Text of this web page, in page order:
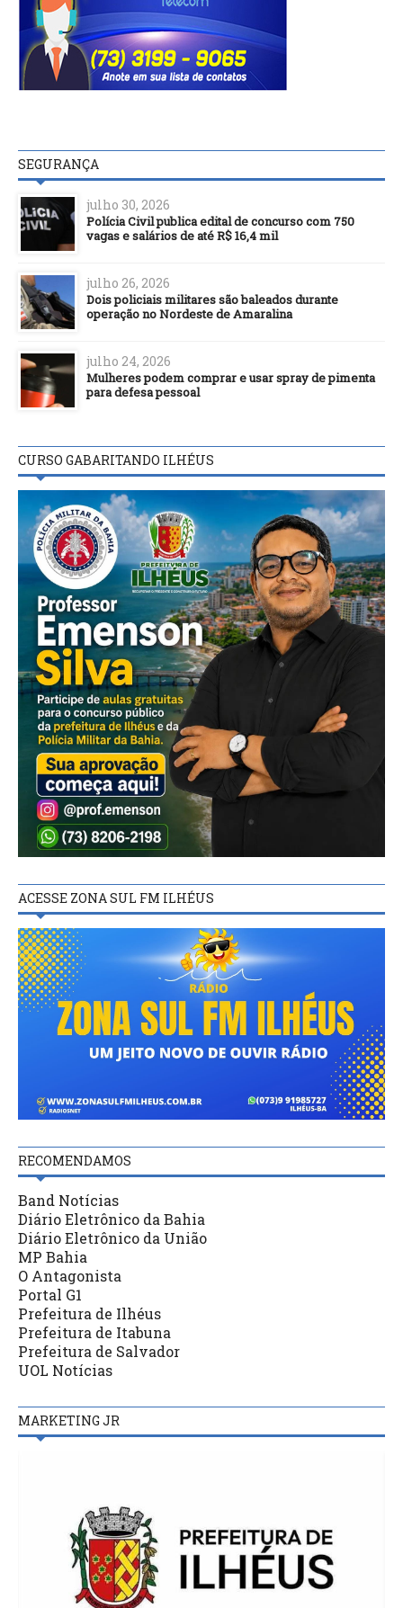
SEGURANÇA
julho 30, 2026
Polícia Civil publica edital de concurso com 750
vagas e salários de até R$ 16,4 mil
julho 26, 2026
Dois policiais militares são baleados durante
operação no Nordeste de Amaralina
julho 24, 2026
Mulheres podem comprar e usar spray de pimenta
para defesa pessoal
CURSO GABARITANDO ILHÉUS
ACESSE ZONA SUL FM ILHÉUS
RECOMENDAMOS
Band Notícias
Diário Eletrônico da Bahia
Diário Eletrônico da União
MP Bahia
O Antagonista
Portal G1
Prefeitura de Ilhéus
Prefeitura de Itabuna
Prefeitura de Salvador
UOL Notícias
MARKETING JR